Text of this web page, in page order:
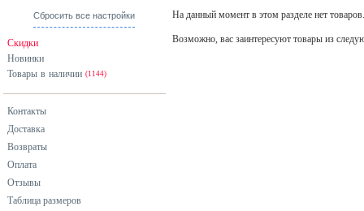
Сбросить все настройки
Скидки
Новинки
Товары в наличии (1144)
Контакты
Доставка
Возвраты
Оплата
Отзывы
Таблица размеров
На данный момент в этом разделе нет
Возможно, вас заинтересуют товары из